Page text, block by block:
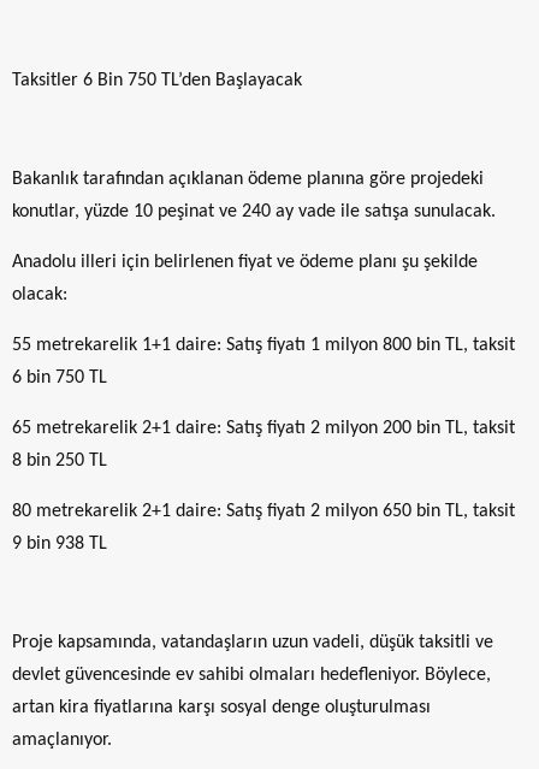
Taksitler 6 Bin 750 TL’den Başlayacak
Bakanlık tarafından açıklanan ödeme planına göre projedeki
konutlar, yüzde 10 peşinat ve 240 ay vade ile satışa sunulacak.
Anadolu illeri için belirlenen fiyat ve ödeme planı şu şekilde
olacak:
55 metrekarelik 1+1 daire: Satış fiyatı 1 milyon 800 bin TL, taksit
6 bin 750 TL
65 metrekarelik 2+1 daire: Satış fiyatı 2 milyon 200 bin TL, taksit
8 bin 250 TL
80 metrekarelik 2+1 daire: Satış fiyatı 2 milyon 650 bin TL, taksit
9 bin 938 TL
Proje kapsamında, vatandaşların uzun vadeli, düşük taksitli ve
devlet güvencesinde ev sahibi olmaları hedefleniyor. Böylece,
artan kira fiyatlarına karşı sosyal denge oluşturulması
amaçlanıyor.